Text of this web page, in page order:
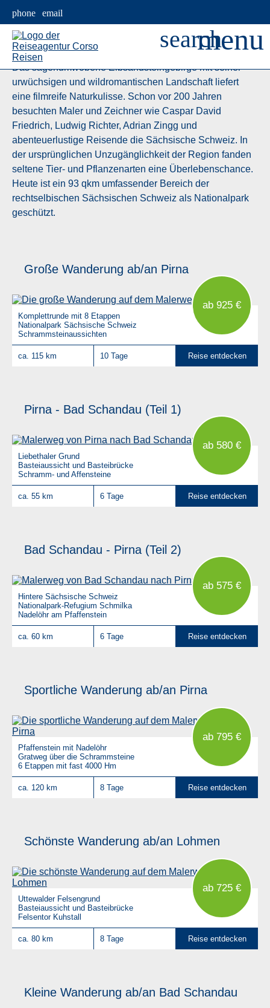
Das sagenumwobene Elbsandsteingebirge mit seiner
urwüchsigen und wildromantischen Landschaft liefert
eine filmreife Naturkulisse. Schon vor 200 Jahren
besuchten Maler und Zeichner wie Caspar David
Friedrich, Ludwig Richter, Adrian Zingg und
abenteuerlustige Reisende die Sächsische Schweiz. In
der ursprünglichen Unzugänglichkeit der Region fanden
seltene Tier- und Pflanzenarten eine Überlebenschance.
Heute ist ein 93 qkm umfassender Bereich der
rechtselbischen Sächsischen Schweiz als Nationalpark
geschützt.
Große Wanderung ab/an Pirna
Komplettrunde mit 8 Etappen
Nationalpark Sächsische Schweiz
Schrammsteinaussichten
ab 925 €
ca. 115 km 10 Tage Reise entdecken
Pirna - Bad Schandau (Teil 1)
Liebethaler Grund
Basteiaussicht und Basteibrücke
Schramm- und Affensteine
ab 580 €
ca. 55 km 6 Tage Reise entdecken
Bad Schandau - Pirna (Teil 2)
Hintere Sächsische Schweiz
Nationalpark-Refugium Schmilka
Nadelöhr am Pfaffenstein
ab 575 €
ca. 60 km 6 Tage Reise entdecken
Sportliche Wanderung ab/an Pirna
Pfaffenstein mit Nadelöhr
Gratweg über die Schrammsteine
6 Etappen mit fast 4000 Hm
ab 795 €
ca. 120 km 8 Tage Reise entdecken
Schönste Wanderung ab/an Lohmen
Uttewalder Felsengrund
Basteiaussicht und Basteibrücke
Felsentor Kuhstall
ab 725 €
ca. 80 km 8 Tage Reise entdecken
Kleine Wanderung ab/an Bad Schandau